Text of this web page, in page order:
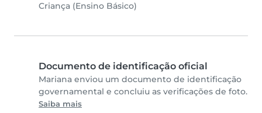
Criança (Ensino Básico)
Documento de identificação oficial
Mariana enviou um documento de identificação
governamental e concluiu as verificações de foto.
Saiba mais